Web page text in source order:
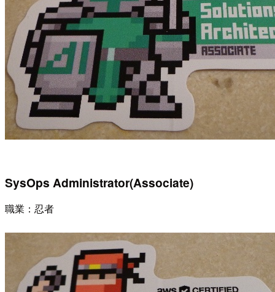
SysOps Administrator(Associate)
職業：忍者